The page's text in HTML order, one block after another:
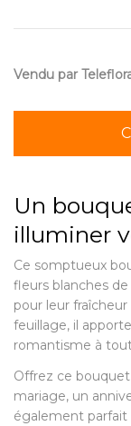
Vendu par
Un
illuminer
Ce somptueux
fleurs blanches
pour leur
feuillage, il
romantisme à
Offrez ce
mariage, un
également parfait